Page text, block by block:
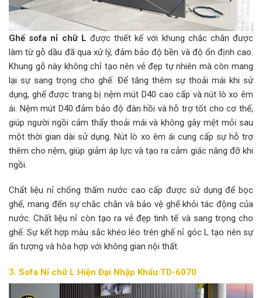
Ghế sofa nỉ chữ L được thiết kế với khung chắc chắn được
làm từ gỗ dầu đã qua xử lý, đảm bảo độ bền và độ ổn định cao.
Khung gỗ này không chỉ tạo nên vẻ đẹp tự nhiên mà còn mang
lại sự sang trọng cho ghế. Để tăng thêm sự thoải mái khi sử
dụng, ghế được trang bị nệm mút D40 cao cấp và nút lò xo êm
ái. Nệm mút D40 đảm bảo độ đàn hồi và hỗ trợ tốt cho cơ thể,
giúp người ngồi cảm thấy thoải mái và không gây mệt mỏi sau
một thời gian dài sử dụng. Nút lò xo êm ái cung cấp sự hỗ trợ
thêm cho nệm, giúp giảm áp lực và tạo ra cảm giác nâng đỡ khi
ngồi.
Chất liệu nỉ chống thấm nước cao cấp được sử dụng để bọc
ghế, mang đến sự chắc chắn và bảo vệ ghế khỏi tác động của
nước. Chất liệu nỉ còn tạo ra vẻ đẹp tinh tế và sang trọng cho
ghế. Sự kết hợp màu sắc khéo léo trên ghế nỉ góc L tạo nên sự
ấn tượng và hòa hợp với không gian nội thất.
3. Sofa Nỉ chữ L Hiện Đại Nhập Khẩu TD-6070